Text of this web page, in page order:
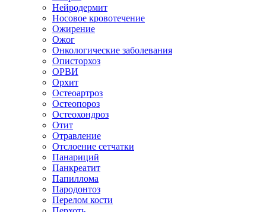
Нейродермит
Носовое кровотечение
Ожирение
Ожог
Онкологические заболевания
Описторхоз
ОРВИ
Орхит
Остеоартроз
Остеопороз
Остеохондроз
Отит
Отравление
Отслоение сетчатки
Панариций
Панкреатит
Папиллома
Пародонтоз
Перелом кости